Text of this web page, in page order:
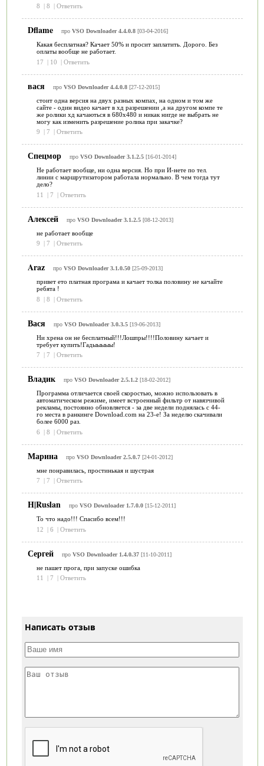
8
| 8 | Ответить
Dflame про VSO Downloader 4.4.0.8[03-04-2016]
Какая бесплатная? Качает 50% и просит заплатить. Дорого. Без
оплаты вообще не работает.
17
| 10 | Ответить
вася про VSO Downloader 4.4.0.8[27-12-2015]
стоит одна версия на двух разных компах, на одном и том же
сайте - один видео качает в хд разрешении ,а на другом компе те
же ролики хд качаються в 680х480 и никак нигде не выбрать не
могу как изменить разрешение ролика при закачке?
9
| 7 | Ответить
Спецмор про VSO Downloader 3.1.2.5[16-01-2014]
Не работает вообще, ни одна версия. Но при И-нете по тел.
линии с маршрутизатором работала нормально. В чем тогда тут
дело?
11
| 7 | Ответить
Алексей про VSO Downloader 3.1.2.5[08-12-2013]
не работает вообще
9
| 7 | Ответить
Araz про VSO Downloader 3.1.0.50[25-09-2013]
привет ето платная програма и качает толка половину не качайте
ребята !
8
| 8 | Ответить
Вася про VSO Downloader 3.0.3.5[19-06-2013]
Ни хрена он не бесплатный!!!Лошпры!!!!Половину качает и
требует купить!Гадыыыыы!
7
| 7 | Ответить
Владик про VSO Downloader 2.5.1.2[18-02-2012]
Программа отличается своей скоростью, можно использовать в
автоматическом режиме, имеет встроенный фильтр от навязчивой
рекламы, постоянно обновляется - за две недели поднялась с 44-
го места в ранкинге Download.com на 23-е! За неделю скачивали
более 6000 раз.
6
| 8 | Ответить
Марина про VSO Downloader 2.5.0.7[24-01-2012]
мне понравилась, простинькая и шустрая
7
| 7 | Ответить
H|Ruslan про VSO Downloader 1.7.0.0[15-12-2011]
То что надо!!! Спасибо всем!!!
12
| 6 | Ответить
Сергей про VSO Downloader 1.4.0.37[11-10-2011]
не пашет прога, при запуске ошибка
11
| 7 | Ответить
Написать отзыв